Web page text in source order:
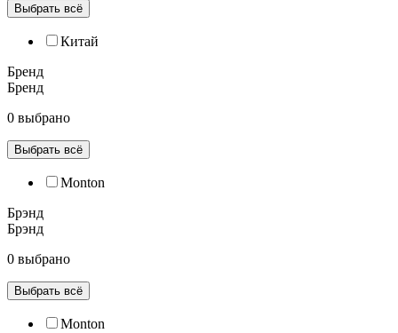
Выбрать всё
Китай
Бренд
Бренд
0 выбрано
Выбрать всё
Monton
Брэнд
Брэнд
0 выбрано
Выбрать всё
Monton